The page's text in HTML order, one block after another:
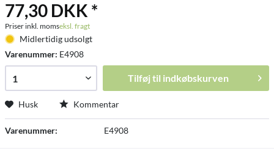
77,30 DKK *
Priser inkl. momseksl. fragt
Midlertidig udsolgt
Varenummer: E4908
Tilføj til indkøbskurven
Husk Kommentar
Varenummer: E4908